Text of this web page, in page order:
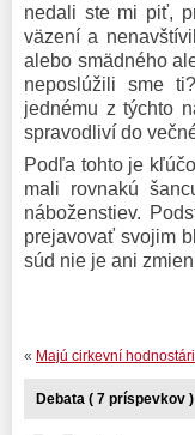
nedali ste mi piť,
väzení a
alebo smädného
neposlúžili sme
jednému z týchto
spravodliví do
Podľa tohto je
mali rovnakú
náboženstiev.
prejavovať svojim
súd nie je ani
« Majú cirkevní
Debata ( 7 príspevkov )